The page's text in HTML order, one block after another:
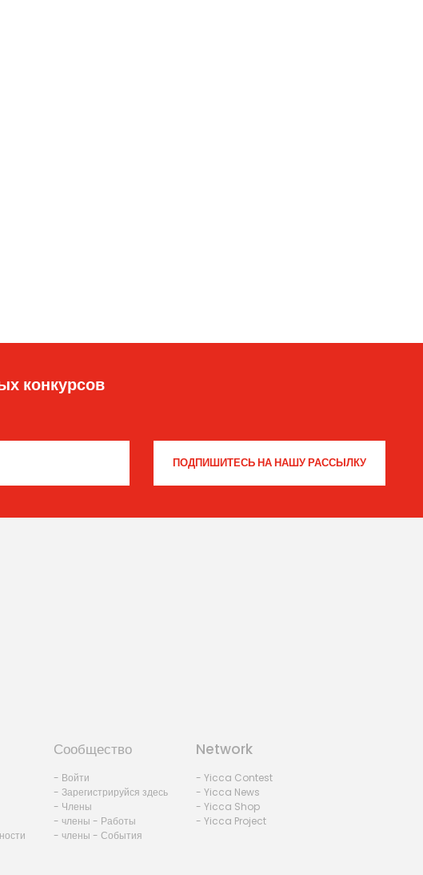
конкурсов
Сообщество
- Войти
- Зарегистрируйся здесь
- Члены
- члены - Работы
- члены - События
Network
- Yicca Contest
- Yicca News
- Yicca Shop
- Yicca Project